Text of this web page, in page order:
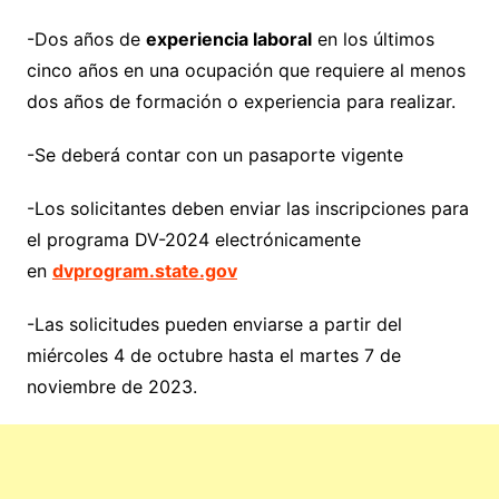
-Dos años de experiencia laboralen los últimos
cinco años en una ocupación que requiere al menos
dos años de formación o experiencia para realizar.
-Se deberá contar con un pasaporte vigente
-Los solicitantes deben enviar las inscripciones para
el programa DV-2024 electrónicamente
en dvprogram.state.gov
-Las solicitudes pueden enviarse a partir del
miércoles 4 de octubre hasta el martes 7 de
noviembre de 2023.